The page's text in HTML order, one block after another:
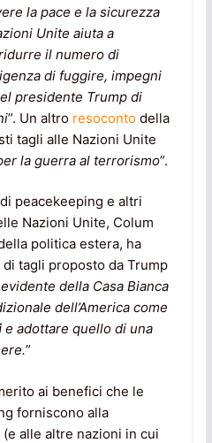
la pace e la sicurezza
Unite aiuta a
il numero di
di fuggire, impegni
presidente Trump di
”. Un altro resocontodella
tagli alle Nazioni Unite
la guerra al terrorismo”.
peacekeeping e altri
Nazioni Unite, Colum
politica estera, ha
tagli proposto da Trump
della Casa Bianca
dell’America come
e adottare quello di una
”
ai benefici che le
forniscono alla
alle altre nazioni in cui